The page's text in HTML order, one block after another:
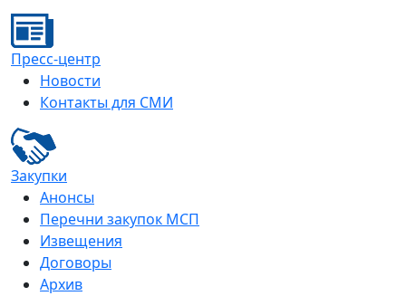
Пресс-центр
Новости
Контакты для СМИ
Закупки
Анонсы
Перечни закупок МСП
Извещения
Договоры
Архив